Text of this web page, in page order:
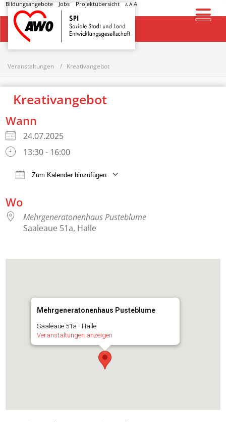
Bildungsangebote Jobs Projektübersicht A AA
Startseite
Veranstaltungen Kreativangebot
Kreativangebot
Wann
24.07.2025
13:30 - 16:00
Zum Kalender hinzufügen
Wo
Mehrgeneratonenhaus Pusteblume
Saaleaue 51a, Halle
Mehrgeneratonenhaus Pusteblume
Saaleaue 51a - Halle
Veranstaltungen anzeigen